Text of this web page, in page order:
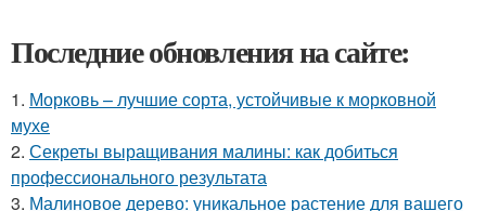
Последние обновления на сайте:
1. Морковь – лучшие сорта, устойчивые к морковной
мухе
2. Секреты выращивания малины: как добиться
профессионального результата
3. Малиновое дерево: уникальное растение для вашего